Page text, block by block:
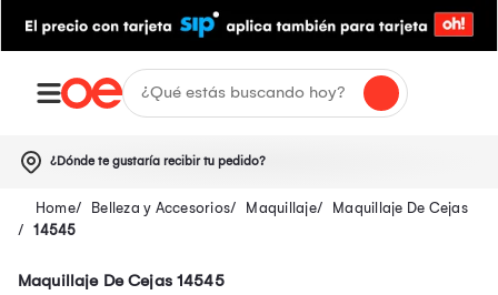
¿Dónde te gustaría recibir tu pedido?
Belleza y Accesorios Maquillaje
Maquillaje De Cejas
14545
Maquillaje De Cejas 14545